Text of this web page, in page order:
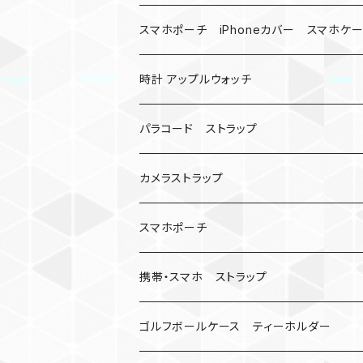
バックル
バックル無し
シャックル
数珠
ハロウィン
コンパス
ベルトループ
クボタン
キーケース
人形
忍者
キャンプ道具
スマホポーチ iPhoneカバー スマホケ
楽天ミニ ケース
iPhone
時計 アップルウォッチ
カナビラウォッチ
腕時計
アップルウォッチ
バックル
マッドマックス
パラコード ストラップ
サバイバルツール
カメラストラップ
スマホポーチ
携帯・スマホ ストラップ
ネックストラップ・ショルダーストラップ
ゴルフボールケース ティーホルダー